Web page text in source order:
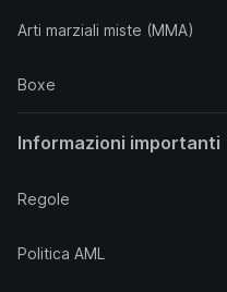
Arti marziali miste (MMA)
Boxe
Informazioni importanti
Regole
Politica AML